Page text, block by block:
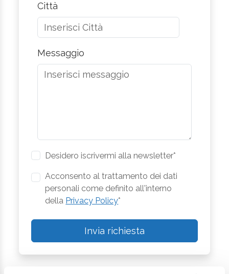
Città
Messaggio
Desidero iscrivermi alla newsletter*
Acconsento al trattamento dei dati
personali come definito all'interno
della Privacy Policy*
Invia richiesta